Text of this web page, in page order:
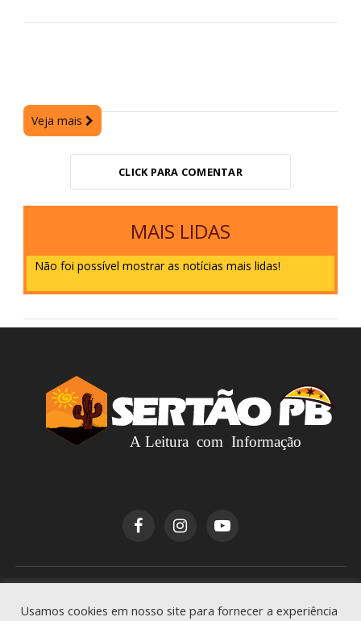
Veja mais
CLICK PARA COMENTAR
MAIS LIDAS
Não foi possível mostrar as notícias mais lidas!
reservados.
Usamos cookies em nosso site para fornecer a experiência